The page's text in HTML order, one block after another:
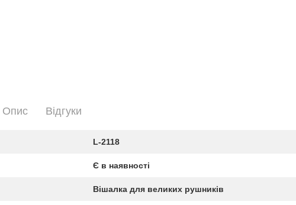
Опис Вiдгуки
L-2118
Є в наявності
Вішалка для великих рушників